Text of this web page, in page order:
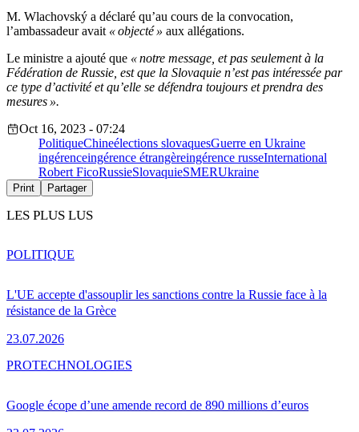
M. Wlachovský a déclaré qu’au cours de la convocation,
l’ambassadeur avait « objecté » aux allégations.
Le ministre a ajouté que « notre message, et pas seulement à la
Fédération de Russie, est que la Slovaquie n’est pas intéressée par
ce type d’activité et qu’elle se défendra toujours et prendra des
mesures ».
Oct 16, 2023 - 07:24
PolitiqueChineélections slovaquesGuerre en Ukraine
ingérenceingérence étrangèreingérence russeInternational
Robert FicoRussieSlovaquieSMERUkraine
Print Partager
LES PLUS LUS
L'UE accepte d'assouplir les sanctions contre la Russie face à la
résistance de la Grèce
23.07.2026
POLITIQUE
Google écope d’une amende record de 890 millions d’euros
PROTECHNOLOGIES